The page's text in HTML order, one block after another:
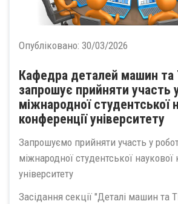
Опубліковано: 30/03/2026
Кафедра деталей машин
запрошує прийняти участь
міжнародної студентської
конференції університету
Запрошуємо прийняти участь у
міжнародної студентської наукової
університету
Засідання секції "Деталі машин та